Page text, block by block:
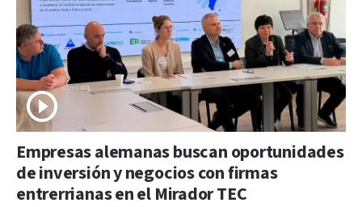
Empresas alemanas buscan oportunidades
de inversión y negocios con firmas
entrerrianas en el Mirador TEC